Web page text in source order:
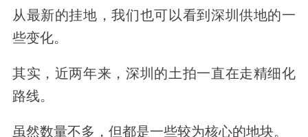
从最新的挂地，我们也可以看到深圳供地的一
些变化。
其实，近两年来，深圳的土拍一直在走精细化
路线。
虽然数量不多，但都是一些较为核心的地块。